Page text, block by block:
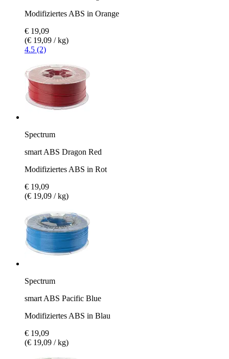
Modifiziertes ABS in Orange
€ 19,09
(€ 19,09 / kg)
4.5 (2)
Spectrum
smart ABS Dragon Red
Modifiziertes ABS in Rot
€ 19,09
(€ 19,09 / kg)
Spectrum
smart ABS Pacific Blue
Modifiziertes ABS in Blau
€ 19,09
(€ 19,09 / kg)